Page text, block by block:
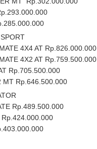
4X4 AT Rp.826.000.000
4X2 AT Rp.759.500.000
Rp.705.500.000
MT Rp.646.500.000
Rp.489.500.000
Rp.424.000.000